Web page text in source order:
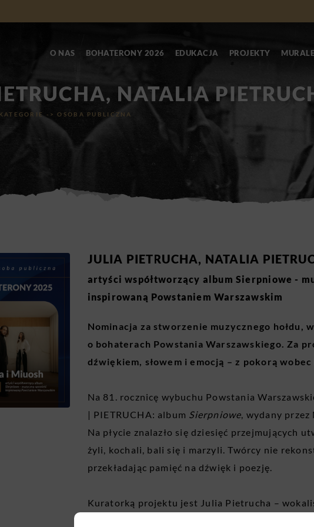
O NAS BOHATERONY 2026 EDUKACJA PROJEKTY MURALE
NATALIA
KATEGORIE ->OSOBA PUBLICZNA
JULIA PIETRUCHA, NATALIA
artyści współtworzący album Sierpniowe -
inspirowaną Powstaniem Warszawskim
Nominacja za stworzenie muzycznego hołdu,
o bohaterach Powstania Warszawskiego. Za
dźwiękiem, słowem i emocją – z pokorą
Na 81. rocznicę wybuchu Powstania
| PIETRUCHA: album Sierpniowe, wydany przez
Na płycie znalazło się dziesięć przejmujących
żyli, kochali, bali się i marzyli. Twórcy nie
przekładając pamięć na dźwięk i poezję.
Kuratorką projektu jest Julia Pietrucha –
zaprosiła swoją siostrę Natalię Pietruchę –